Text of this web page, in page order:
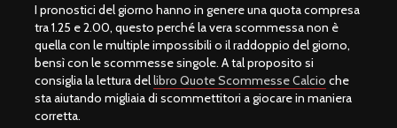
I pronostici del giorno hanno in genere una quota compresa
tra 1.25 e 2.00, questo perché la vera scommessa non è
quella con le multiple impossibili o il raddoppio del giorno,
bensì con le scommesse singole. A tal proposito si
consiglia la lettura dellibro Quote Scommesse Calcio che
sta aiutando migliaia di scommettitori a giocare in maniera
corretta.